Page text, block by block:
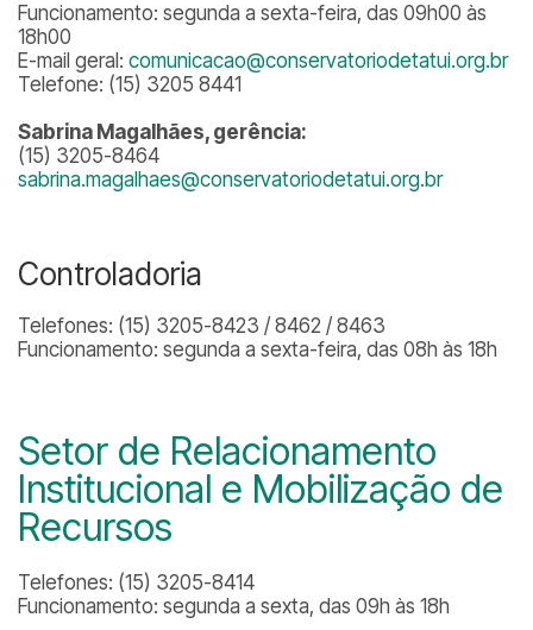
Funcionamento: segunda a sexta-feira, das 09h00 às
18h00
E-mail geral: comunicacao@conservatoriodetatui.org.br
Telefone: (15) 3205 8441
Sabrina Magalhães, gerência:
(15) 3205-8464
sabrina.magalhaes@conservatoriodetatui.org.br
Controladoria
Telefones: (15) 3205-8423 / 8462 / 8463
Funcionamento: segunda a sexta-feira, das 08h às 18h
Setor de Relacionamento
Institucional e Mobilização de
Recursos
Telefones: (15) 3205-8414
Funcionamento: segunda a sexta, das 09h às 18h